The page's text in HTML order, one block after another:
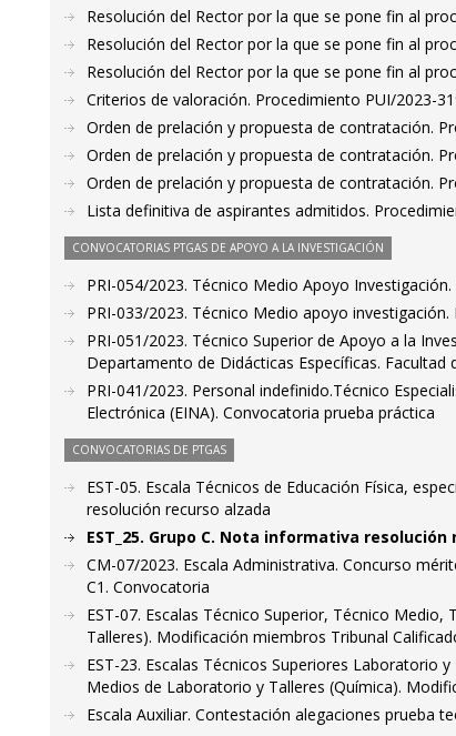
Resolución del Rector por la que se pone fin al
Resolución del Rector por la que se pone fin al
Resolución del Rector por la que se pone fin al
Criterios de valoración. Procedimiento PUI/2023-
Orden de prelación y propuesta de contratación.
Orden de prelación y propuesta de contratación.
Orden de prelación y propuesta de contratación.
Lista definitiva de aspirantes admitidos.
CONVOCATORIAS PTGAS DE APOYO A LA INVESTIGACIÓN
PRI-054/2023. Técnico Medio Apoyo
PRI-033/2023. Técnico Medio apoyo
PRI-051/2023. Técnico Superior de Apoyo a la
Departamento de Didácticas Específicas. Facultad
PRI-041/2023. Personal indefinido.Técnico
Electrónica (EINA). Convocatoria prueba práctica
CONVOCATORIAS DE PTGAS
EST-05. Escala Técnicos de Educación Física,
resolución recurso alzada
EST_25. Grupo C. Nota informativa resolución
CM-07/2023. Escala Administrativa. Concurso
C1. Convocatoria
EST-07. Escalas Técnico Superior, Técnico
Talleres). Modificación miembros Tribunal
EST-23. Escalas Técnicos Superiores Laboratorio
Medios de Laboratorio y Talleres (Química).
Escala Auxiliar. Contestación alegaciones prueba